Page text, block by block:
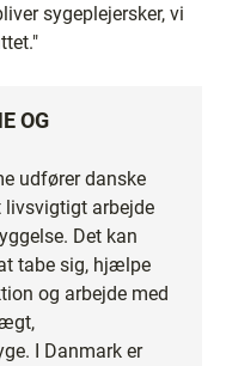
sygeplejersker, vi
OG
udfører danske
livsvigtigt arbejde
Det kan
tabe sig, hjælpe
og arbejde med
I Danmark er